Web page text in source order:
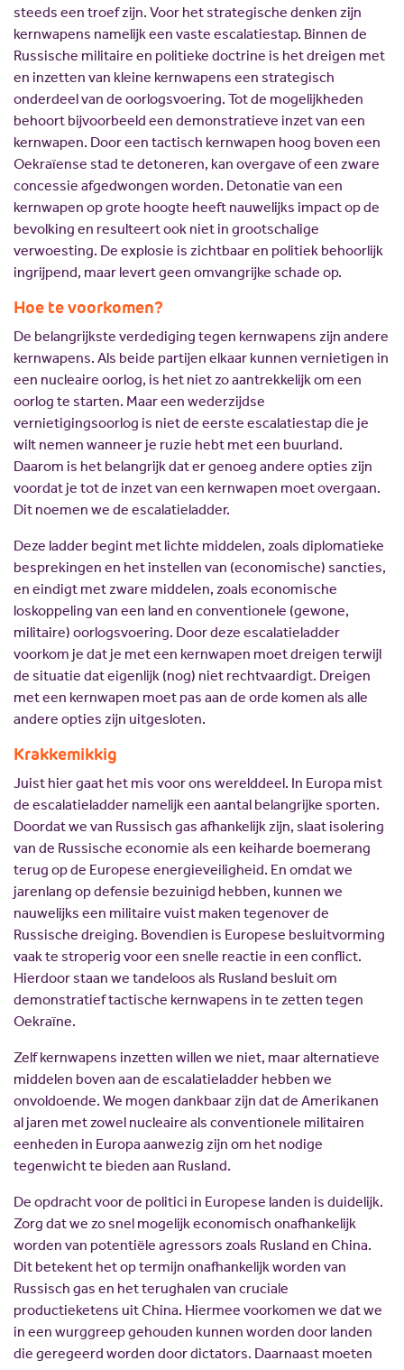
steeds een troef zijn. Voor het strategische denken zijn
kernwapens namelijk een vaste escalatiestap. Binnen de
Russische militaire en politieke doctrine is het dreigen met
en inzetten van kleine kernwapens een strategisch
onderdeel van de oorlogsvoering. Tot de mogelijkheden
behoort bijvoorbeeld een demonstratieve inzet van een
kernwapen. Door een tactisch kernwapen hoog boven een
Oekraïense stad te detoneren, kan overgave of een zware
concessie afgedwongen worden. Detonatie van een
kernwapen op grote hoogte heeft nauwelijks impact op de
bevolking en resulteert ook niet in grootschalige
verwoesting. De explosie is zichtbaar en politiek behoorlijk
ingrijpend, maar levert geen omvangrijke schade op.
Hoe te voorkomen?
De belangrijkste verdediging tegen kernwapens zijn andere
kernwapens. Als beide partijen elkaar kunnen vernietigen in
een nucleaire oorlog, is het niet zo aantrekkelijk om een
oorlog te starten. Maar een wederzijdse
vernietigingsoorlog is niet de eerste escalatiestap die je
wilt nemen wanneer je ruzie hebt met een buurland.
Daarom is het belangrijk dat er genoeg andere opties zijn
voordat je tot de inzet van een kernwapen moet overgaan.
Dit noemen we de escalatieladder.
Deze ladder begint met lichte middelen, zoals diplomatieke
besprekingen en het instellen van (economische) sancties,
en eindigt met zware middelen, zoals economische
loskoppeling van een land en conventionele (gewone,
militaire) oorlogsvoering. Door deze escalatieladder
voorkom je dat je met een kernwapen moet dreigen terwijl
de situatie dat eigenlijk (nog) niet rechtvaardigt. Dreigen
met een kernwapen moet pas aan de orde komen als alle
andere opties zijn uitgesloten.
Krakkemikkig
Juist hier gaat het mis voor ons werelddeel. In Europa mist
de escalatieladder namelijk een aantal belangrijke sporten.
Doordat we van Russisch gas afhankelijk zijn, slaat isolering
van de Russische economie als een keiharde boemerang
terug op de Europese energieveiligheid. En omdat we
jarenlang op defensie bezuinigd hebben, kunnen we
nauwelijks een militaire vuist maken tegenover de
Russische dreiging. Bovendien is Europese besluitvorming
vaak te stroperig voor een snelle reactie in een conflict.
Hierdoor staan we tandeloos als Rusland besluit om
demonstratief tactische kernwapens in te zetten tegen
Oekraïne.
Zelf kernwapens inzetten willen we niet, maar alternatieve
middelen boven aan de escalatieladder hebben we
onvoldoende. We mogen dankbaar zijn dat de Amerikanen
al jaren met zowel nucleaire als conventionele militairen
eenheden in Europa aanwezig zijn om het nodige
tegenwicht te bieden aan Rusland.
De opdracht voor de politici in Europese landen is duidelijk.
Zorg dat we zo snel mogelijk economisch onafhankelijk
worden van potentiële agressors zoals Rusland en China.
Dit betekent het op termijn onafhankelijk worden van
Russisch gas en het terughalen van cruciale
productieketens uit China. Hiermee voorkomen we dat we
in een wurggreep gehouden kunnen worden door landen
die geregeerd worden door dictators. Daarnaast moeten